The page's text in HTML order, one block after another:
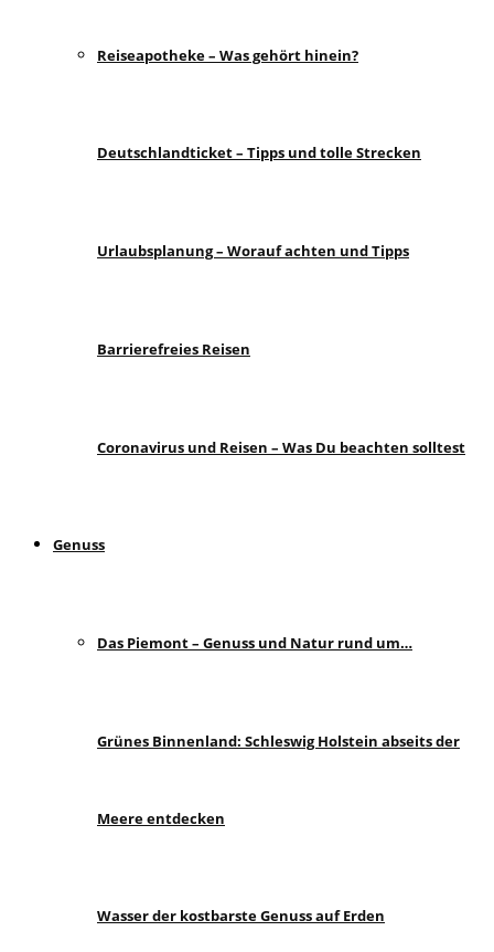
Reiseapotheke – Was gehört hinein?
Deutschlandticket – Tipps und tolle Strecken
Urlaubsplanung – Worauf achten und Tipps
Barrierefreies Reisen
Coronavirus und Reisen – Was Du beachten solltest
Genuss
Das Piemont – Genuss und Natur rund um…
Grünes Binnenland: Schleswig Holstein abseits der
Meere entdecken
Wasser der kostbarste Genuss auf Erden